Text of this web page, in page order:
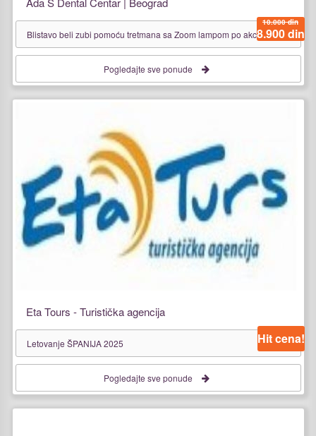
Blistavo beli zubi pomoću tretmana sa Zoom lampom po akcijskoj ceni
10.000 din
8.900 din
Pogledajte sve ponude
Eta Tours - Turistička agencija
Letovanje ŠPANIJA 2025 Hit cena!
Pogledajte sve ponude